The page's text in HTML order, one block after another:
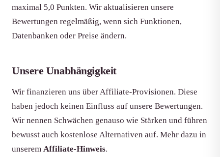
maximal 5,0 Punkten. Wir aktualisieren unsere
Bewertungen regelmäßig, wenn sich Funktionen,
Datenbanken oder Preise ändern.
Unsere Unabhängigkeit
Wir finanzieren uns über Affiliate-Provisionen. Diese
haben jedoch keinen Einfluss auf unsere Bewertungen.
Wir nennen Schwächen genauso wie Stärken und führen
bewusst auch kostenlose Alternativen auf. Mehr dazu in
unserem Affiliate-Hinweis.